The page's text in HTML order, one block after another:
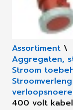
Assortiment \
Aggregaten,
Stroom
400 volt